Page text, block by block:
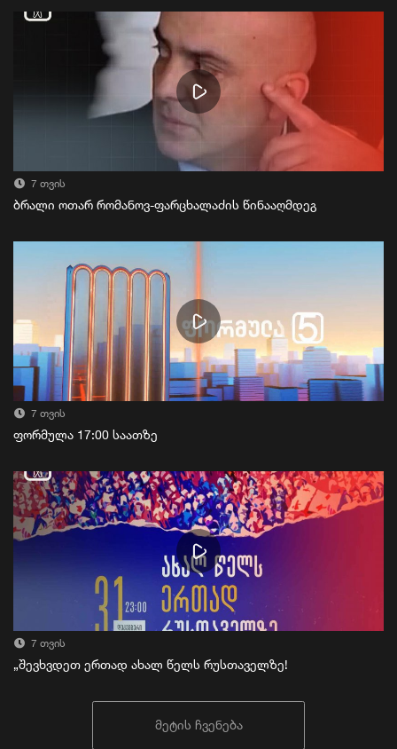
7 თვის
ბრალი ოთარ რომანოვ-ფარცხალაძის წინააღმდეგ
7 თვის
ფორმულა 17:00 საათზე
7 თვის
„შევხვდეთ ერთად ახალ წელს რუსთაველზე!
მეტის ჩვენება